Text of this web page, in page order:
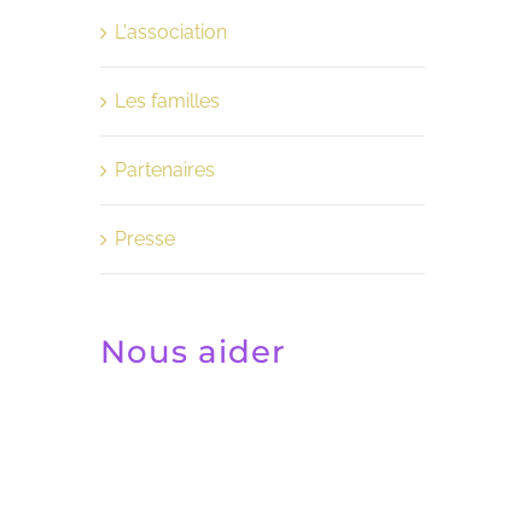
L'association
Les familles
Partenaires
Presse
Nous aider